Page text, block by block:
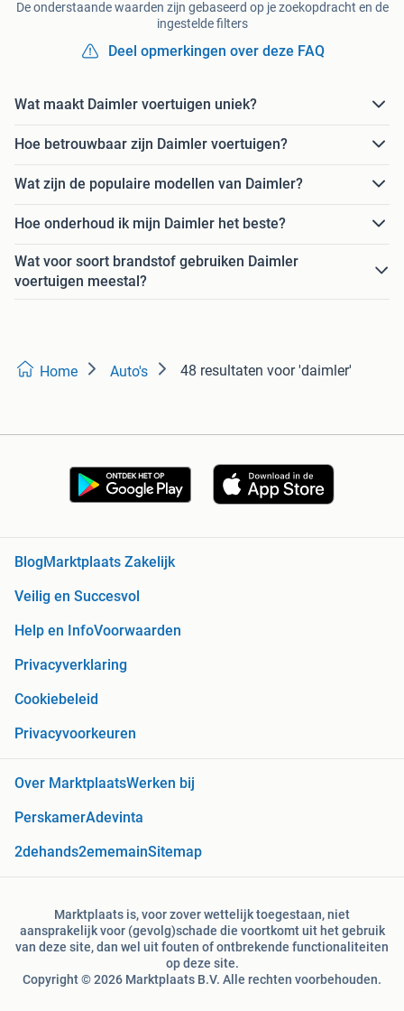
De onderstaande waarden zijn gebaseerd op je zoekopdracht en de
ingestelde filters
Deel opmerkingen over deze FAQ
Wat maakt Daimler voertuigen uniek?
Hoe betrouwbaar zijn Daimler voertuigen?
Wat zijn de populaire modellen van Daimler?
Hoe onderhoud ik mijn Daimler het beste?
Wat voor soort brandstof gebruiken Daimler
voertuigen meestal?
Home Auto's 48 resultaten voor 'daimler'
BlogMarktplaats Zakelijk
Veilig en Succesvol
Help en InfoVoorwaarden
Privacyverklaring
Cookiebeleid
Privacyvoorkeuren
Over MarktplaatsWerken bij
PerskamerAdevinta
2dehands2ememainSitemap
Marktplaats is, voor zover wettelijk toegestaan, niet
aansprakelijk voor (gevolg)schade die voortkomt uit het gebruik
van deze site, dan wel uit fouten of ontbrekende functionaliteiten
op deze site.
Copyright © 2026 Marktplaats B.V. Alle rechten voorbehouden.